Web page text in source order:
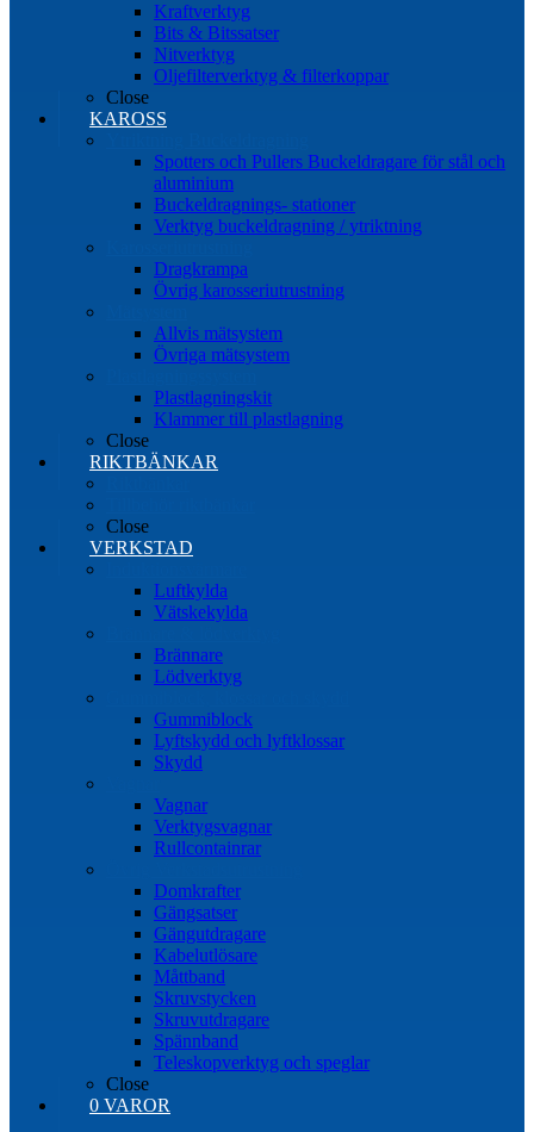
Kraftverktyg
Bits & Bitssatser
Nitverktyg
Oljefilterverktyg & filterkoppar
Close
KAROSS
Spotters och Pullers Buckeldragare för stål och
aluminium
Buckeldragnings- stationer
Verktyg buckeldragning / ytriktning
Dragkrampa
Övrig karosseriutrustning
Allvis mätsystem
Övriga mätsystem
Plastlagningskit
Klammer till plastlagning
Close
RIKTBÄNKAR
Close
VERKSTAD
Luftkylda
Vätskekylda
Brännare
Lödverktyg
Gummiblock
Lyftskydd och lyftklossar
Skydd
Vagnar
Verktygsvagnar
Rullcontainrar
Domkrafter
Gängsatser
Gängutdragare
Kabelutlösare
Måttband
Skruvstycken
Skruvutdragare
Spännband
Teleskopverktyg och speglar
Close
0 VAROR